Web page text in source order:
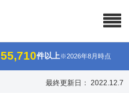
55,710件以上※2026年8月時点
最終更新日： 2022.12.7